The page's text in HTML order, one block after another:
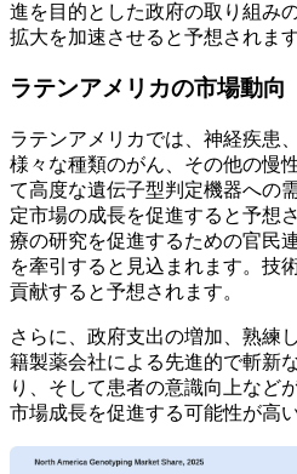
進を目的とした政府の取り組み
拡大を加速させると予想されます
ラテンアメリカの市場動向
ラテンアメリカでは、神経疾患
様々な種類のがん、その他の慢
て高度な遺伝子型判定機器への
定市場の成長を促進すると予想
療の研究を促進するための官民
を牽引すると見込まれます。技
貢献すると予想されます。
さらに、政府支出の増加、熟練
籍製薬会社による先進的で斬新
り、そして患者の意識向上など
市場成長を促進する可能性が高い